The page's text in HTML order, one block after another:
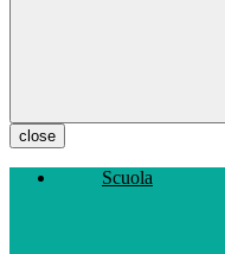
close
Scuola